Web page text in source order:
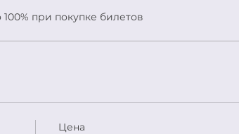
при покупке билетов
Цена